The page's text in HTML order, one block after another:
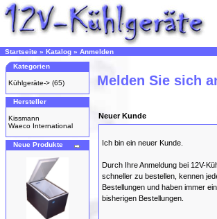
Startseite » Katalog » Anmelden
Kategorien
Kühlgeräte-> (65)
Hersteller
Kissmann
Waeco International
Neue Produkte
Melden Sie sich
Neuer Kunde
Ich bin ein neuer Kunde.
Durch Ihre Anmeldung bei 12V-
schneller zu bestellen, kennen
Bestellungen und haben immer
bisherigen Bestellungen.